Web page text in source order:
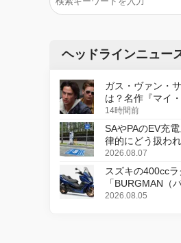
ヘッドラインニュー
ガス・ヴァン・
は？名作『マイ
デジタルリマス
14時間前
SAやPAのEV充
律的にどう扱わ
2026.08.07
スズキの400cc
「BURGMAN（
更し、8月18日に
2026.08.05